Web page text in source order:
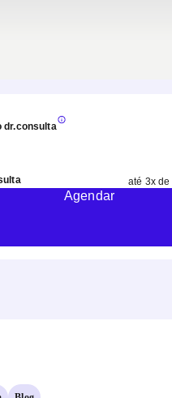
dr.consulta
até 3x de
Agendar